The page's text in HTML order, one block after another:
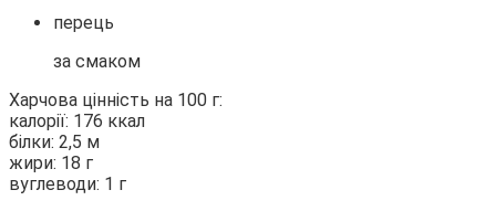
перець
за смаком
Харчова цінність на 100 г:
калорії: 176 ккал
білки: 2,5 м
жири: 18 г
вуглеводи: 1 г